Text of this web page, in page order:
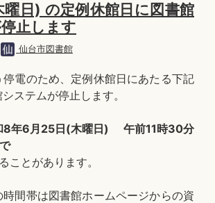
日) の定例休館日に図書館
止します
仙台市図書館
電のため、定例休館日にあたる下記
ステムが停止します。
8年6月25日(木曜日) 午前11時30分
ことがあります。
時間帯は図書館ホームページからの資